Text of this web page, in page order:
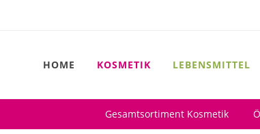
HOME KOSMETIK LEBENSMITTEL
Gesamtsortiment Kosmetik